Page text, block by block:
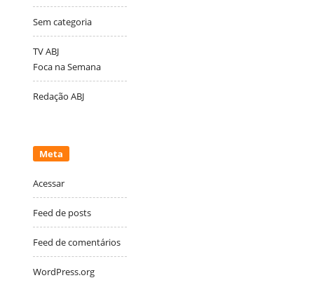
Sem categoria
TV ABJ
Foca na Semana
Redação ABJ
Meta
Acessar
Feed de posts
Feed de comentários
WordPress.org